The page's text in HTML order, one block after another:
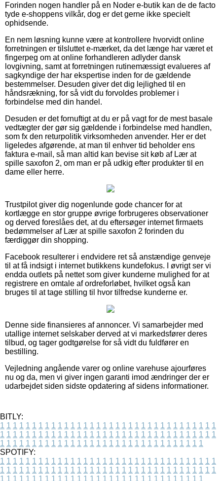
Forinden nogen handler på en Noder e-butik kan de de facto
tyde e-shoppens vilkår, dog er det gerne ikke specielt
ophidsende.
En nem løsning kunne være at kontrollere hvorvidt online
forretningen er tilsluttet e-mærket, da det længe har været et
fingerpeg om at online forhandleren adlyder dansk
lovgivning, samt at forretningen rutinemæssigt evalueres af
sagkyndige der har ekspertise inden for de gældende
bestemmelser. Desuden giver det dig lejlighed til en
håndsrækning, for så vidt du forvoldes problemer i
forbindelse med din handel.
Desuden er det fornuftigt at du er på vagt for de mest basale
vedtægter der gør sig gældende i forbindelse med handlen,
som fx den returpolitik virksomheden anvender. Her er det
ligeledes afgørende, at man til enhver tid beholder ens
faktura e-mail, så man altid kan bevise sit køb af Lær at
spille saxofon 2, om man er på udkig efter produkter til en
dame eller herre.
Trustpilot giver dig nogenlunde gode chancer for at
kortlægge en stor gruppe øvrige forbrugeres observationer
og derved foreslåes det, at du eftersøger internet firmaets
bedømmelser af Lær at spille saxofon 2 forinden du
færdiggør din shopping.
Facebook resulterer i endvidere ret så anstændige genveje
til at få indsigt i internet butikkens kundefokus. I øvrigt ser vi
endda outlets på nettet som giver kunderne mulighed for at
registrere en omtale af ordreforløbet, hvilket også kan
bruges til at tage stilling til hvor tilfredse kunderne er.
Denne side finansieres af annoncer. Vi samarbejder med
utallige internet selskaber derved at vi markedsfører deres
tilbud, og tager godtgørelse for så vidt du fuldfører en
bestilling.
Vejledning angående varer og online varehuse ajourføres
nu og da, men vi giver ingen garanti imod ændringer der er
udarbejdet siden sidste opdatering af sidens informationer.
BITLY:
1 1 1 1 1 1 1 1 1 1 1 1 1 1 1 1 1 1 1 1 1 1 1 1 1 1 1 1 1 1 1 1 1 1
1 1 1 1 1 1 1 1 1 1 1 1 1 1 1 1 1 1 1 1 1 1 1 1 1 1 1 1 1 1 1 1 1 1
1 1 1 1 1 1 1 1 1 1 1 1 1 1 1 1 1 1 1 1 1 1 1 1 1 1 1 1 1 1 1 1
SPOTIFY:
1 1 1 1 1 1 1 1 1 1 1 1 1 1 1 1 1 1 1 1 1 1 1 1 1 1 1 1 1 1 1 1 1 1
1 1 1 1 1 1 1 1 1 1 1 1 1 1 1 1 1 1 1 1 1 1 1 1 1 1 1 1 1 1 1 1 1 1
1 1 1 1 1 1 1 1 1 1 1 1 1 1 1 1 1 1 1 1 1 1 1 1 1 1 1 1 1 1 1 1